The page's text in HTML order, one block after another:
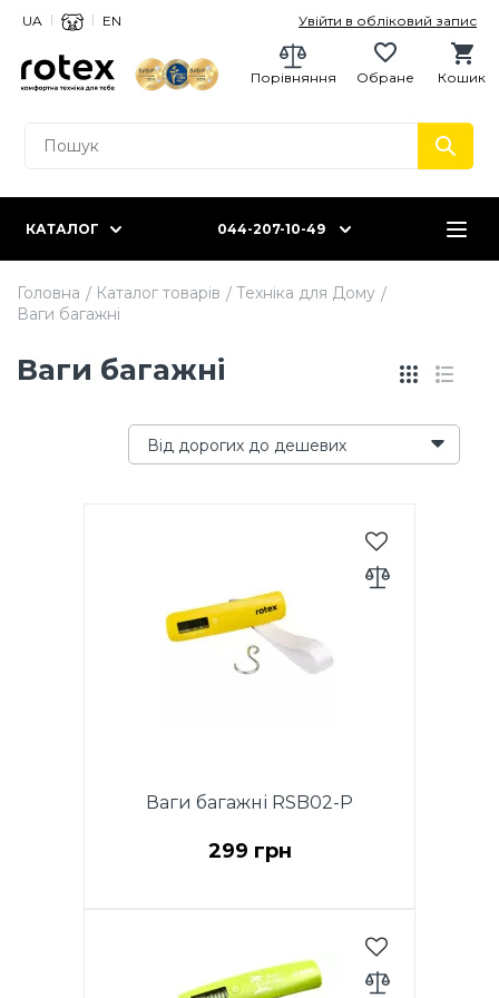
UA EN Увійти в обліковий запис
Кошик
Обране
Порівняння
КАТАЛОГ 044-207-10-49
Головна Каталог товарів
Техніка для Дому
Ваги багажні
Ваги багажні
Від дорогих до дешевих
Ваги багажні RSB02-P
299 грн
кг, точність 50 г, LCD дисплей,
кнопка включення "ON",
автовідключення,